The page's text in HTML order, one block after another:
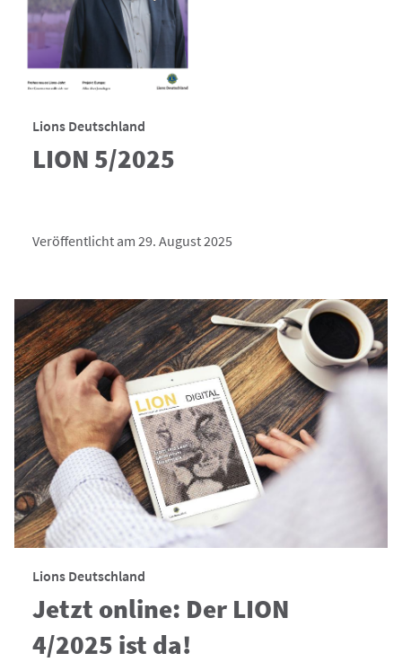
Lions Deutschland
LION 5/2025
Veröffentlicht am 29. August 2025
Lions Deutschland
Jetzt online: Der LION
4/2025 ist da!